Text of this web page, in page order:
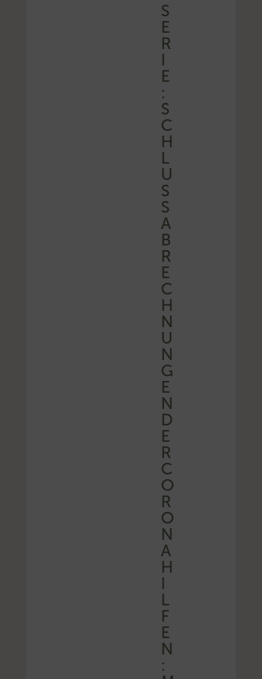
S
E
R
I
E
:
S
C
H
L
U
S
S
A
B
R
E
C
H
N
U
N
G
E
N
D
E
R
C
O
R
O
N
A
H
I
L
F
E
N
: